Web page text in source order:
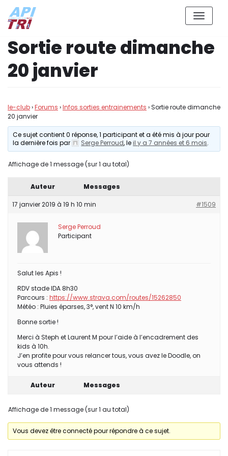
Aller
au
contenu
Sortie route dimanche
20 janvier
le-club›Forums ›Infos sorties entrainements ›Sortie route dimanche
20 janvier
Ce sujet contient 0 réponse, 1 participant et a été mis à jour pour
la dernière fois par
Serge Perroud, leil y a 7 années et 6 mois.
Affichage de 1 message (sur 1 au total)
Auteur Messages
17 janvier 2019 à 19 h 10 min #1509
Serge Perroud
Participant
Salut les Apis !
RDV stade IDA 8h30
Parcours : https://www.strava.com/routes/15262850
Météo : Pluies éparses, 3°, vent N 10 km/h
Bonne sortie !
Merci à Steph et Laurent M pour l’aide à l’encadrement des
kids à 10h.
J’en profite pour vous relancer tous, vous avez le Doodle, on
vous attends !
Auteur Messages
Affichage de 1 message (sur 1 au total)
Vous devez être connecté pour répondre à ce sujet.